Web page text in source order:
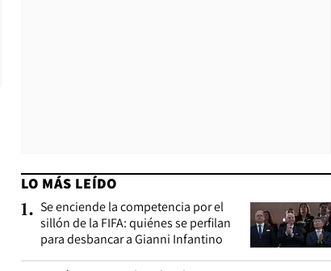
LO MÁS LEÍDO
1. Se enciende la competencia por el
sillón de la FIFA: quiénes se perfilan
para desbancar a Gianni Infantino